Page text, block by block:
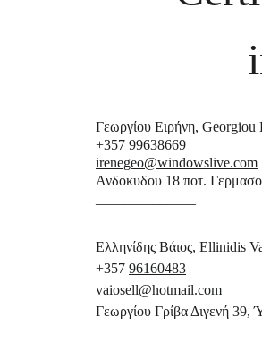
Γεωργίου Ειρήνη, Georgiou
+357 99638669
irenegeo@windowslive.com
Ανδοκυδου 18 ποτ.
Ελληνίδης Βάιος, Ellinidis
+357 96160483
vaiosell@hotmail.com
Γεωργίου Γρίβα Διγενή